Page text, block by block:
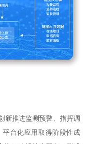
新推进监测预警、指挥调
平台化应用取得阶段性成